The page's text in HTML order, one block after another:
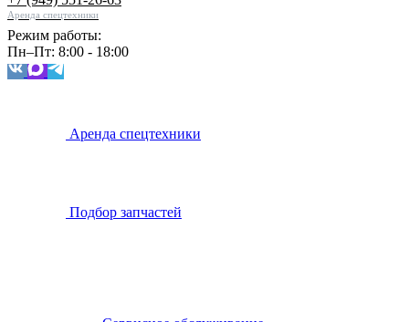
Аренда спецтехники
Режим работы:
Пн–Пт: 8:00 - 18:00
Аренда спецтехники
Подбор запчастей